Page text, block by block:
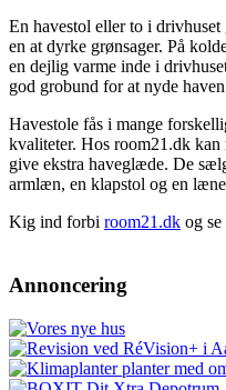
En havestol eller to i drivhuset
en at dyrke grønsager. På
en dejlig varme inde i
god grobund for at nyde
Havestole fås i mange
kvaliteter. Hos room21.dk kan
give ekstra haveglæde. De
armlæn, en klapstol og en
Kig ind forbi room21.dk og
Annoncering